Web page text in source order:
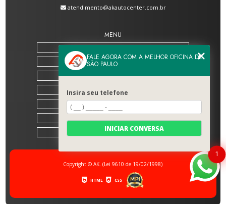
atendimento@akautocenter.com.br
MENU
HOME
SOBRE NÓS
SERVIÇOS
BLOG
MAPA DO SITE
Copyright © AK. (Lei 9610 de 19/02/1998)
HTML CSS
1
FALE AGORA COM A MELHOR OFICINA DE
SÃO PAULO
Insira seu telefone
INICIAR CONVERSA